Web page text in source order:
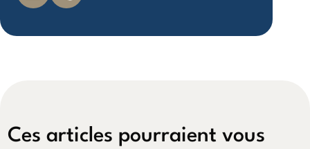
Ces articles pourraient vous